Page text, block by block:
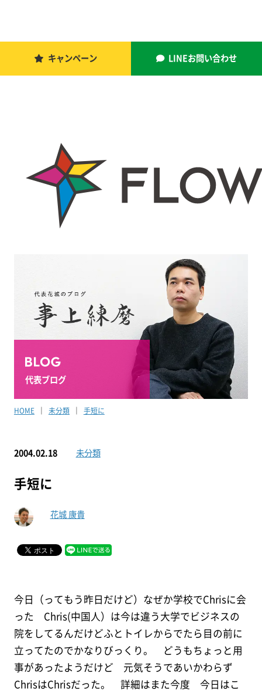
キャンペーン LINEお問い合わせ
代表ブログ
HOME 未分類 手短に
2004.02.18 未分類
手短に
花城 康貴
今日（ってもう昨日だけど）なぜか学校でChrisに会
った Chris(中国人）は今は違う大学でビジネスの
院をしてるんだけどふとトイレからでたら目の前に
立ってたのでかなりびっくり。 どうもちょっと用
事があったようだけど 元気そうであいかわらず
ChrisはChrisだった。 詳細はまた今度 今日はこ